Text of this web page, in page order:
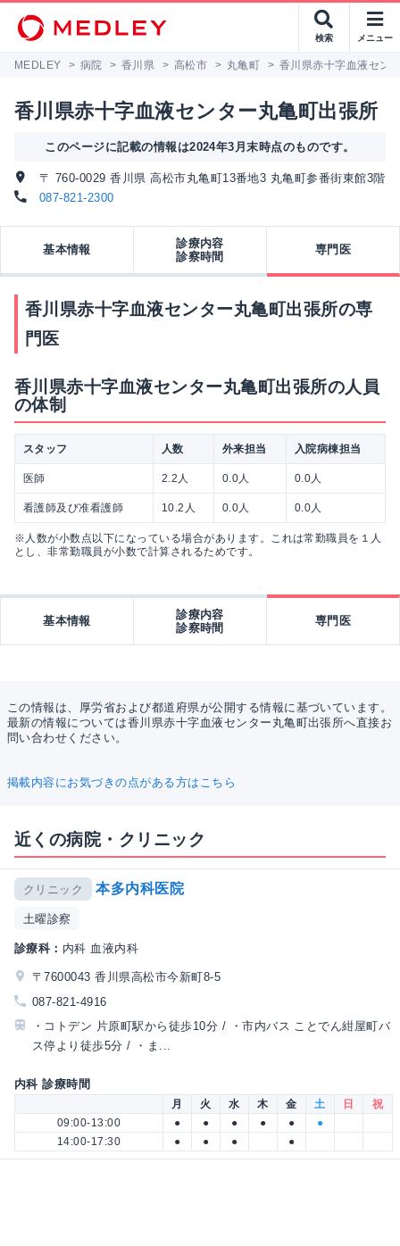
検索 メニュー
MEDLEY > 病院 > 香川県 > 高松市 > 丸亀町 > 香川県赤十字血液セン
香川県赤十字血液センター丸亀町出張所
このページに記載の情報は2024年3月末時点のものです。
〒 760-0029 香川県 高松市丸亀町13番地3 丸亀町参番街東館3階
087-821-2300
基本情報
診療内容
診察時間
専門医
香川県赤十字血液センター丸亀町出張所の専
門医
香川県赤十字血液センター丸亀町出張所の人員
の体制
スタッフ 人数 外来担当 入院病棟担当
医師 2.2人 0.0人 0.0人
看護師及び准看護師 10.2人 0.0人 0.0人
※人数が小数点以下になっている場合があります。これは常勤職員を１人
とし、非常勤職員が小数で計算されるためです。
基本情報
診療内容
診察時間
専門医
この情報は、厚労省および都道府県が公開する情報に基づいています。
最新の情報については香川県赤十字血液センター丸亀町出張所へ直接お
問い合わせください。
掲載内容にお気づきの点がある方はこちら
近くの病院・クリニック
クリニック 本多内科医院
土曜診察
診療科： 内科 血液内科
〒7600043 香川県高松市今新町8-5
087-821-4916
・コトデン 片原町駅から徒歩10分 / ・市内バス ことでん紺屋町バ
ス停より徒歩5分 / ・ま...
内科 診療時間
月 火 水 木 金 土 日
祝
09:00-13:00
● ● ● ● ●
●
14:00-17:30
● ● ● ●